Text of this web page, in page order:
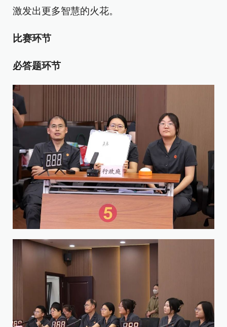
激发出更多智慧的火花。
比赛环节
必答题环节